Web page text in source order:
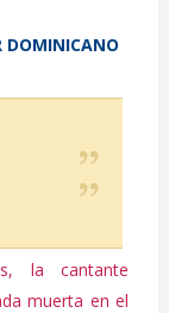
DOMINICANO
la cantante
muerta en el